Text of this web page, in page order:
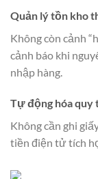
Quản lý tồn kho
Không còn cảnh
cảnh báo khi
nhập hàng.
Tự động hóa quy
Không cần ghi
tiền điện tử tích